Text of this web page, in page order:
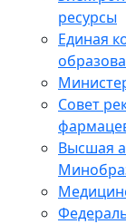
ресурсы
Единая
Совет
Высшая